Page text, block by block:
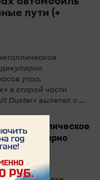
пути (+
утра,
в старой части
Duster» вылетел с ...
металлическое